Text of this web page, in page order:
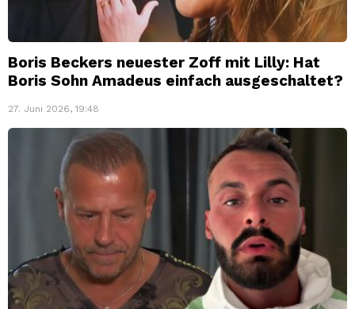
Boris Beckers neuester Zoff mit Lilly: Hat
Boris Sohn Amadeus einfach ausgeschaltet?
27. Juni 2026, 19:48